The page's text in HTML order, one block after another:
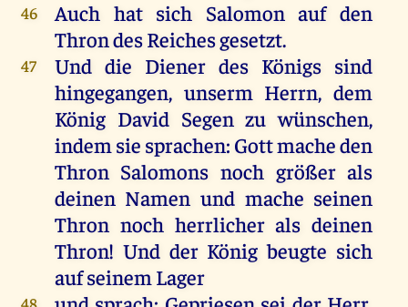
46
Auch hat sich Salomon auf den
Thron des Reiches gesetzt.
47
Und die Diener des Königs sind
hingegangen, unserm Herrn, dem
König David Segen zu wünschen,
indem sie sprachen: Gott mache den
Thron Salomons noch größer als
deinen Namen und mache seinen
Thron noch herrlicher als deinen
Thron! Und der König beugte sich
auf seinem Lager
48